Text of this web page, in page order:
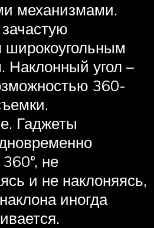
механизмами.
широкоугольным
Наклонный угол –
360-
Гаджеты
не
и не наклоняясь,
иногда